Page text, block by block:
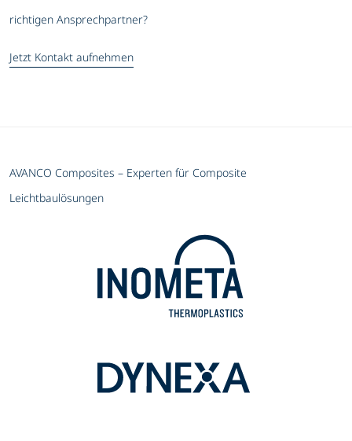
richtigen Ansprechpartner?
Jetzt Kontakt aufnehmen
AVANCO Composites – Experten für Composite
Leichtbaulösungen